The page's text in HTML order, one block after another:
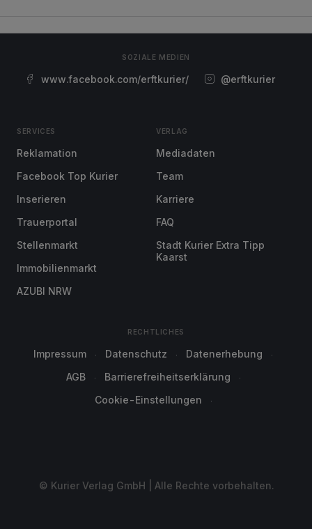
SOZIALE MEDIEN
www.facebook.com/erftkurier/ @erftkurier
SERVICES
Reklamation
Facebook Top Kurier
Inserieren
Trauerportal
Stellenmarkt
Immobilienmarkt
AZUBI NRW
VERLAG
Mediadaten
Team
Karriere
FAQ
Stadt Kurier Extra Tipp
Kaarst
RECHTLICHES
Impressum Datenschutz
Datenerhebung
AGB
Barrierefreiheitserklärung
Cookie-Einstellungen
© Kurier Verlag GmbH | Alle Rechte vorbehalten.